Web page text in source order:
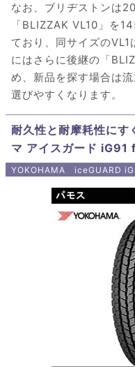
なお、ブリヂストンは
「BLIZZAK VL10」を
ており、同サイズの
にはさらに後継の「
め、新品を探す場合は
選びやすくなります。
耐久性と耐摩耗性にす
マ アイスガード iG91
YOKOHAMA iceGUARD